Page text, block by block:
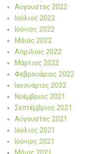
Αύγουστος 2022
Ιούλιος 2022
Ιούνιος 2022
Μάιος 2022
Απρίλιος 2022
Μάρτιος 2022
Φεβρουάριος 2022
Ιανουάριος 2022
Νοέμβριος 2021
Σεπτέμβριος 2021
Αύγουστος 2021
Ιούλιος 2021
Ιούνιος 2021
Μάιος 2021